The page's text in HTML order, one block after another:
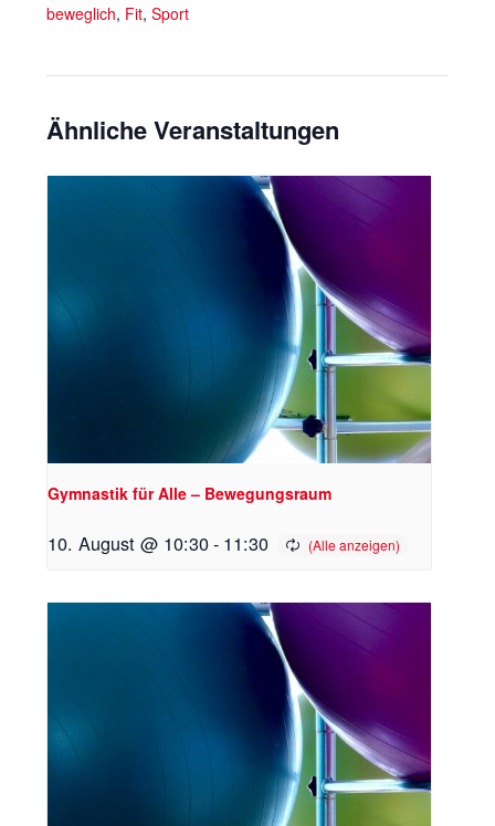
beweglich, Fit,Sport
Ähnliche Veranstaltungen
Gymnastik für Alle – Bewegungsraum
10. August @ 10:30- 11:30